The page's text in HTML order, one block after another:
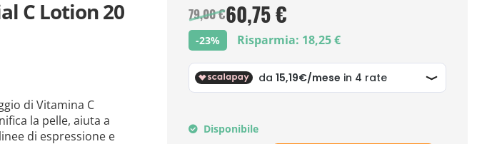
C Lotion 20
79,00 €60,75 €
-23% Risparmia: 18,25 €
Disponibile
di Vitamina C
la pelle, aiuta a
di espressione e